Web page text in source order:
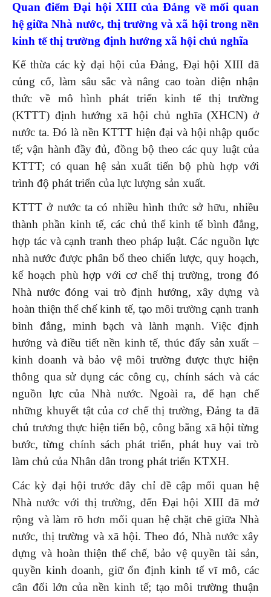
Quan điểm Đại hội XIII của Đảng về mối quan
hệ giữa Nhà nước, thị trường và xã hội trong nền
kinh tế thị trường định hướng xã hội chủ nghĩa
Kế thừa các kỳ đại hội của Đảng, Đại hội XIII đã
củng cố, làm sâu sắc và nâng cao toàn diện nhận
thức về mô hình phát triển kinh tế thị trường
(KTTT) định hướng xã hội chủ nghĩa (XHCN) ở
nước ta. Đó là nền KTTT hiện đại và hội nhập quốc
tế; vận hành đầy đủ, đồng bộ theo các quy luật của
KTTT; có quan hệ sản xuất tiến bộ phù hợp với
trình độ phát triển của lực lượng sản xuất.
KTTT ở nước ta có nhiều hình thức sở hữu, nhiều
thành phần kinh tế, các chủ thể kinh tế bình đẳng,
hợp tác và cạnh tranh theo pháp luật. Các nguồn lực
nhà nước được phân bổ theo chiến lược, quy hoạch,
kế hoạch phù hợp với cơ chế thị trường, trong đó
Nhà nước đóng vai trò định hướng, xây dựng và
hoàn thiện thể chế kinh tế, tạo môi trường cạnh tranh
bình đẳng, minh bạch và lành mạnh. Việc định
hướng và điều tiết nền kinh tế, thúc đẩy sản xuất –
kinh doanh và bảo vệ môi trường được thực hiện
thông qua sử dụng các công cụ, chính sách và các
nguồn lực của Nhà nước. Ngoài ra, để hạn chế
những khuyết tật của cơ chế thị trường, Đảng ta đã
chủ trương thực hiện tiến bộ, công bằng xã hội từng
bước, từng chính sách phát triển, phát huy vai trò
làm chủ của Nhân dân trong phát triển KTXH.
Các kỳ đại hội trước đây chỉ đề cập mối quan hệ
Nhà nước với thị trường, đến Đại hội XIII đã mở
rộng và làm rõ hơn mối quan hệ chặt chẽ giữa Nhà
nước, thị trường và xã hội. Theo đó, Nhà nước xây
dựng và hoàn thiện thể chế, bảo vệ quyền tài sản,
quyền kinh doanh, giữ ổn định kinh tế vĩ mô, các
cân đối lớn của nền kinh tế; tạo môi trường thuận